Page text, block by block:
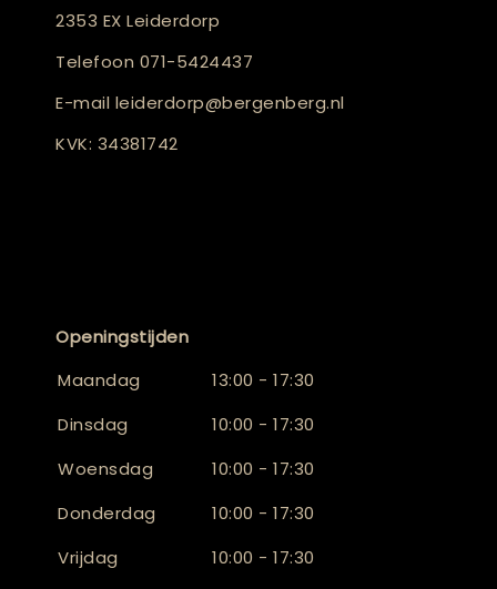
2353 EX Leiderdorp
Telefoon 071-5424437
E-mail leiderdorp@bergenberg.nl
KVK: 34381742
Openingstijden
Maandag
13:00 - 17:30
Dinsdag
10:00 - 17:30
Woensdag
10:00 - 17:30
Donderdag
10:00 - 17:30
Vrijdag
10:00 - 17:30